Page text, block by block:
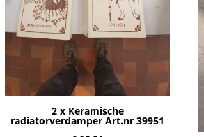
2 x Keramische
radiatorverdamper Art.nr 39951